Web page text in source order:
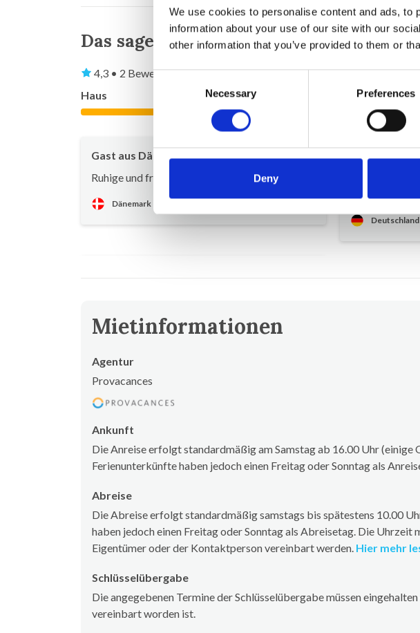
We use cookies to personalise content and ads,
information about your use of our site with our
other information that you’ve provided to them or
Consent
Necessary Preferences
Deny
Das sagen andere Urlauber
4,3 • 2 Bewertungen
Haus
Grundstück
4,5
Gast aus Dänemark
Juli 2024
Ruhige und friedliche Lage
Dänemark
Gast aus
- Stil des
Pool -
Deutschland
Mietinformationen
Agentur
Provacances
Ankunft
Die Anreise erfolgt standardmäßig am Samstag ab 16.00 Uhr
Ferienunterkünfte haben jedoch einen Freitag oder Sonntag als
Abreise
Die Abreise erfolgt standardmäßig samstags bis spätestens 10.00
haben jedoch einen Freitag oder Sonntag als Abreisetag. Die Uhrzeit
Eigentümer oder der Kontaktperson vereinbart werden. Hier mehr
Schlüsselübergabe
Die angegebenen Termine der Schlüsselübergabe müssen
vereinbart worden ist.